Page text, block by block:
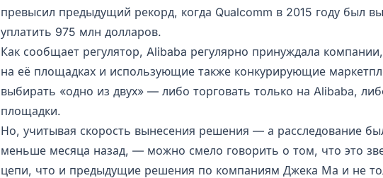
превысил предыдущий рекорд, когда Qualcomm в 2015 году был
уплатить 975 млн долларов.
Как сообщает регулятор, Alibaba регулярно принуждала
на её площадках и использующие также конкурирующие
выбирать «одно из двух» — либо торговать только на Alibaba,
площадки.
Но, учитывая скорость вынесения решения — а расследование
меньше месяца назад, — можно смело говорить о том, что это
цепи, что и предыдущие решения по компаниям Джека Ма и не